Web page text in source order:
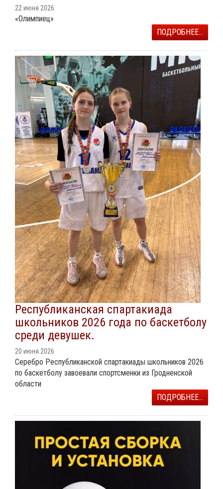
22 июня 2026
«Олимпиец»
ПОДРОБНЕЕ...
Республиканская спартакиада
школьников 2026 года по баскетболу
среди девушек.
20 июня 2026
Серебро Республиканской спартакиады школьников 2026
по баскетболу завоевали спортсменки из Гродненской
области
ПОДРОБНЕЕ...